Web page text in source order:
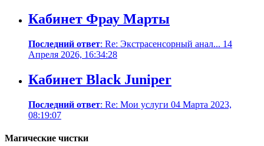
Кабинет Фрау Марты
Последний ответ: Re: Экстрасенсорный анал... 14
Апреля 2026, 16:34:28
Кабинет Black Juniper
Последний ответ: Re: Мои услуги 04 Марта 2023,
08:19:07
Магические чистки